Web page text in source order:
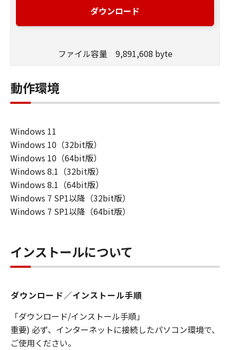
的のために適当であること、もしくは有用
ていかなる保証もいたしません。
キヤノン、キヤノンマーケティングジャパ
ン株式会社およびキヤノンのライセンサー
は、本ソフトウェアの使用に付随または関
連して生ずる直接的または間接的な損失、
一切の責任を負いません。
ユーザーは、日本国政府または該当国の政
府より必要な許可等を得ることなしに、本
ソフトウェアの全部または一部を、直接ま
たは間接に輸出してはなりません。
ダウンロード
ファイル容量 9,891,608 byte
動作環境
Windows 11
Windows 10（32bit版）
Windows 10（64bit版）
Windows 8.1（32bit版）
Windows 8.1（64bit版）
Windows 7 SP1以降（32bit版）
Windows 7 SP1以降（64bit版）
インストールについて
ダウンロード／インストール手順
「ダウンロード/インストール手順」
重要) 必ず、インターネットに接続したパソコン環境で、
ご使用ください。